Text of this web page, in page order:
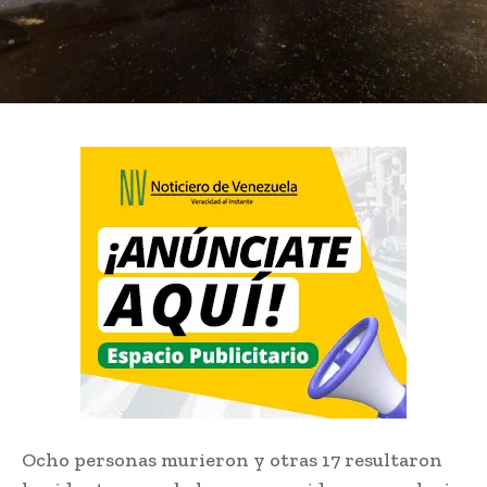
Ocho personas murieron y otras 17 resultaron